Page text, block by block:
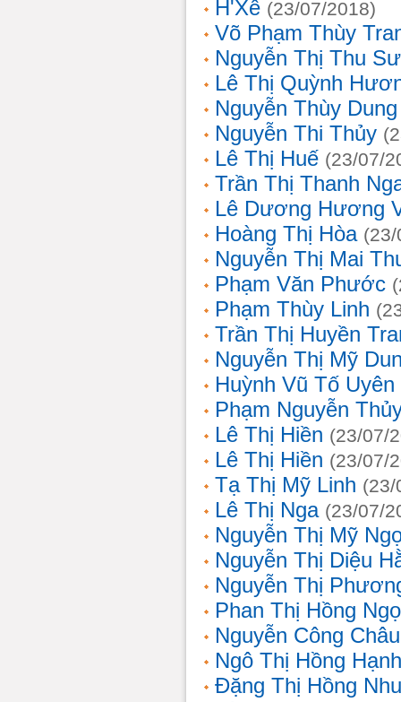
H'Xê (23/07/2018)
Võ Phạm Thùy
Nguyễn Thị Thu
Lê Thị Quỳnh
Nguyễn Thùy Dung
Nguyễn Thi Thủy
Lê Thị Huế (23/07/
Trần Thị Thanh
Lê Dương Hương
Hoàng Thị Hòa
Nguyễn Thị Mai
Phạm Văn Phước
Phạm Thùy Linh
Trần Thị Huyền
Nguyễn Thị Mỹ
Huỳnh Vũ Tố Uyên
Phạm Nguyễn
Lê Thị Hiền (23/07/
Lê Thị Hiền (23/07/
Tạ Thị Mỹ Linh (23/
Lê Thị Nga (23/07/
Nguyễn Thị Mỹ
Nguyễn Thị Diệu
Nguyễn Thị
Phan Thị Hồng
Nguyễn Công Châu
Ngô Thị Hồng Hạnh
Đặng Thị Hồng